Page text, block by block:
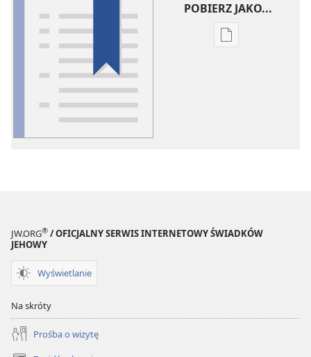
POBIERZ JAKO...
Ustawienia
JW.ORG® / OFICJALNY SERWIS INTERNETOWY ŚWIADKÓW
JEHOWY
Wyświetlanie
Na skróty
Prośba o wizytę